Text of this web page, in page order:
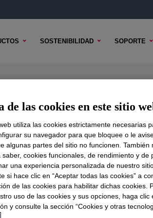
SOSTENIBILIDAD SOPORTE
TÉCNICO OPCIONES DE MUESTRA
de las cookies en este sitio
utiliza las cookies estrictamente necesarias
su navegador para que bloquee o le
algunas partes del sitio no funcionen.
saber, cookies funcionales, de rendimiento y de
una experiencia personalizada de nuestro
si hace clic en “Aceptar todas las cookies” a
de las cookies para habilitar dichas cookies.
uso de las cookies y sus opciones, haga clic
y consulte la sección “Cookies y otras